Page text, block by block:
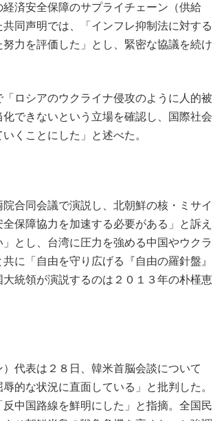
済安全保障のサプライチェーン（供給
同声明では、「インフレ抑制法に対する
力を評価した」とし、緊密な協議を続け
ロシアのウクライナ侵攻のように人的被
できないという立場を確認し、国際社会
くことにした」と述べた。
合同会議で演説し、北朝鮮の核・ミサイ
保障協力を加速する必要がある」と訴え
とし、台湾に圧力を強める中国やウクラ
に「自由を守り広げる『自由の羅針盤』
統領が演説するのは２０１３年の朴槿恵
代表は２８日、韓米首脳会談について
的な状況に直面している」と批判した。
中国路線を鮮明にした」と指摘。全国民